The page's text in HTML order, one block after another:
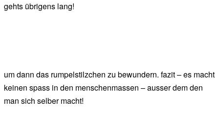
gehts übrigens lang!
um dann das rumpelstilzchen zu bewundern. fazit – es macht
keinen spass in den menschenmassen – ausser dem den
man sich selber macht!